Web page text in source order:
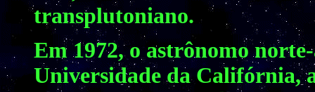
transplutoniano.
Em 1972, o astrônomo
Universidade da Califórnia,